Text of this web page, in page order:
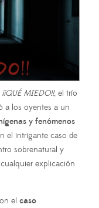
¡¡QUÉ MIEDO!!, el trío
a los oyentes a un
y fenómenos
el intrigante caso de
sobrenatural y
explicación
el caso